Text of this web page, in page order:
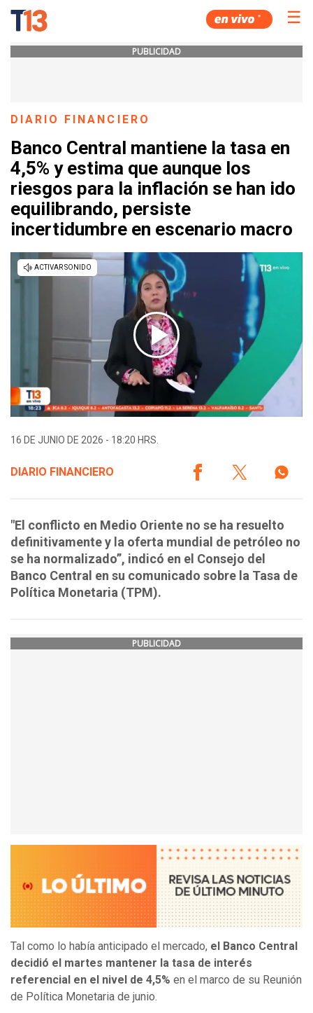
☰
PUBLICIDAD
DIARIO FINANCIERO
Banco Central mantiene la tasa en
4,5% y estima que aunque los
riesgos para la inflación se han ido
equilibrando, persiste
incertidumbre en escenario macro
16 DE JUNIO DE 2026 - 18:20 HRS.
DIARIO FINANCIERO
"El conflicto en Medio Oriente no se ha resuelto
definitivamente y la oferta mundial de petróleo no
se ha normalizado”, indicó en el Consejo del
Banco Central en su comunicado sobre la Tasa de
Política Monetaria (TPM).
PUBLICIDAD
Tal como lo había anticipado el mercado, el Banco Central
decidió el martes mantener la tasa de interés
referencial en el nivel de 4,5% en el marco de su Reunión
de Política Monetaria de junio.